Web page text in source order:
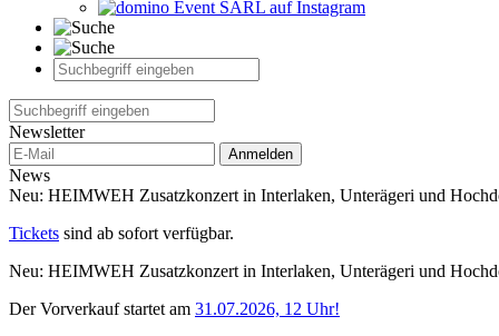
Newsletter
Anmelden
News
Neu: HEIMWEH Zusatzkonzert in Interlaken, Unterägeri und
Tickets sind ab sofort verfügbar.
Neu: HEIMWEH Zusatzkonzert in Interlaken, Unterägeri und
Der Vorverkauf startet am 31.07.2026, 12 Uhr!